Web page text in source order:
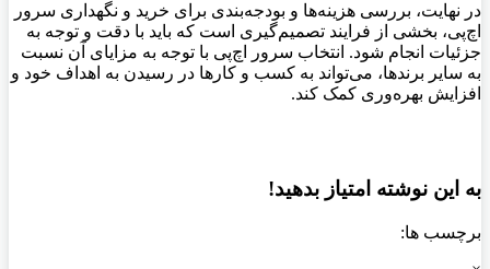
در نهایت، بررسی هزینه‌ها و بودجه‌بندی برای خرید و نگهداری سرور
اچ‌پی، بخشی از فرایند تصمیم‌گیری است که باید با دقت و توجه به
جزئیات انجام شود. انتخاب سرور اچ‌پی با توجه به مزایای آن نسبت
به سایر برندها، می‌تواند به کسب و کارها در رسیدن به اهداف خود و
افزایش بهره‌وری کمک کند.
به این نوشته امتیاز بدهید!
برچسب ها: